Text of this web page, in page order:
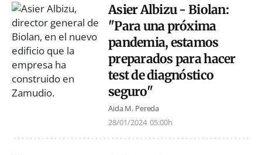
Asier Albizu - Biolan:
"Para una próxima
pandemia, estamos
preparados para hacer
test de diagnóstico
seguro"
Aida M. Pereda
28/01/2024 05:00h